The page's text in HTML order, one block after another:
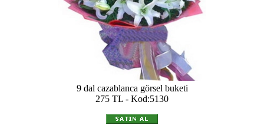
9 dal cazablanca görsel buketi
275 TL - Kod:5130